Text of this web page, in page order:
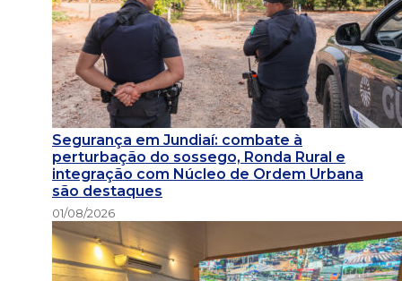
Segurança em Jundiaí: combate à
perturbação do sossego, Ronda Rural e
integração com Núcleo de Ordem Urbana
são destaques
01/08/2026